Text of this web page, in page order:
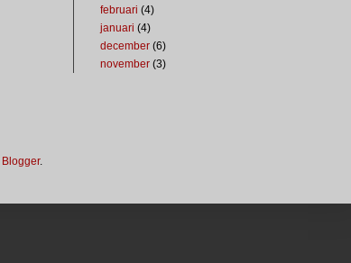
februari (4)
januari (4)
december (6)
november (3)
Blogger.